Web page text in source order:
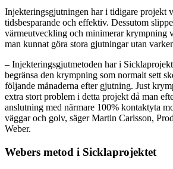
Injekteringsgjutningen har i tidigare projekt
tidsbesparande och effektiv. Dessutom
värmeutveckling och minimerar krympning
man kunnat göra stora gjutningar utan
– Injekteringsgjutmetoden har i
begränsa den krympning som normalt sett
följande månaderna efter gjutning. Just
extra stort problem i detta projekt då man
anslutning med närmare 100% kontaktyta
väggar och golv, säger Martin Carlsson,
Weber.
Webers metod i Sicklaprojektet